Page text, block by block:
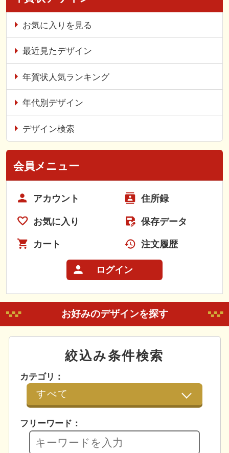
お気に入りを見る
最近見たデザイン
年賀状人気ランキング
年代別デザイン
デザイン検索
会員メニュー
アカウント 住所録
お気に入り 保存データ
カート 注文履歴
ログイン
お好みのデザインを探す
絞込み条件検索
カテゴリ：
フリーワード：